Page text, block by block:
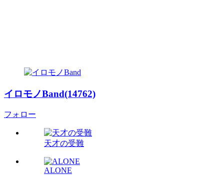
イロモノBand(14762)
フォロー
天才の受難
ALONE